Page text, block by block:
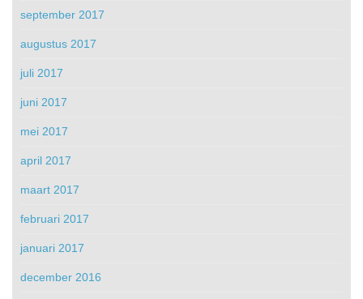
september 2017
augustus 2017
juli 2017
juni 2017
mei 2017
april 2017
maart 2017
februari 2017
januari 2017
december 2016